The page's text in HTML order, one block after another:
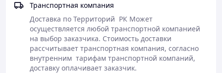
Оформление
заказа на сайте
или по телефону
Полная
предоплата
заказа
Доставка заказа
или самовывоз
Транспортная компания
Доставка по Территорий  РК Может
осуществляется любой транспортной компанией
на выбор заказчика. Стоимость доставки
рассчитывает транспортная компания, согласно
внутренним  тарифам транспортной компаний,
доставку оплачивает заказчик.